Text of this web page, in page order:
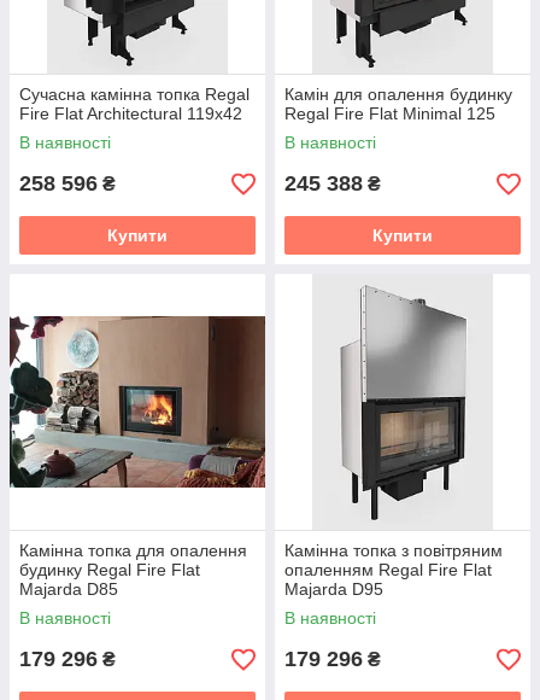
Cучасна камінна топка Regal
Fire Flat Architectural 119x42
В наявності
258 596 ₴
Купити
Камін для опалення будинку
Regal Fire Flat Minimal 125
В наявності
245 388 ₴
Купити
Камінна топка для опалення
будинку Regal Fire Flat
Majarda D85
В наявності
179 296 ₴
Камінна топка з повітряним
опаленням Regal Fire Flat
Majarda D95
В наявності
179 296 ₴